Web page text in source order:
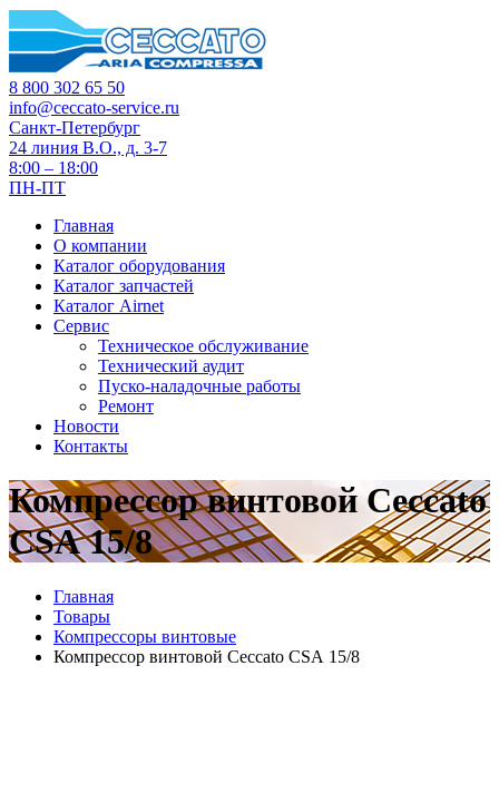
8 800 302 65 50
info@ceccato-service.ru
Санкт-Петербург
24 линия В.О., д. 3-7
8:00 – 18:00
ПН-ПТ
Главная
О компании
Каталог оборудования
Каталог запчастей
Каталог Airnet
Сервис
Техническое обслуживание
Технический аудит
Пуско-наладочные работы
Ремонт
Новости
Контакты
Компрессор винтовой Ceccato
CSА 15/8
Главная
Товары
Компрессоры винтовые
Компрессор винтовой Ceccato CSА 15/8